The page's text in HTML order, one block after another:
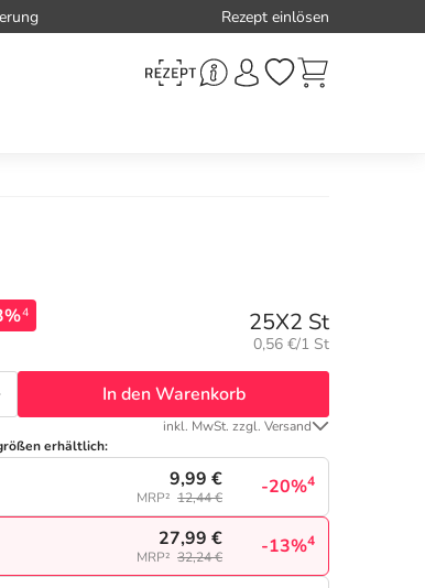
Rezept einlösen
4 25X2 St
Grundpreis:
0,56 €/1 St
In den Warenkorb
inkl. MwSt. zzgl. Versand
erhältlich:
9,99 €
MRP² 12,44 € -20%4
27,99 €
MRP² 32,24 € -13%4